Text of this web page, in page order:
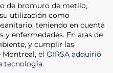
de bromuro de metilo,
utilización como
teniendo en cuenta
y enfermedades. En aras de
y cumplir las
Montreal, el OIRSA adquirió
tecnología.